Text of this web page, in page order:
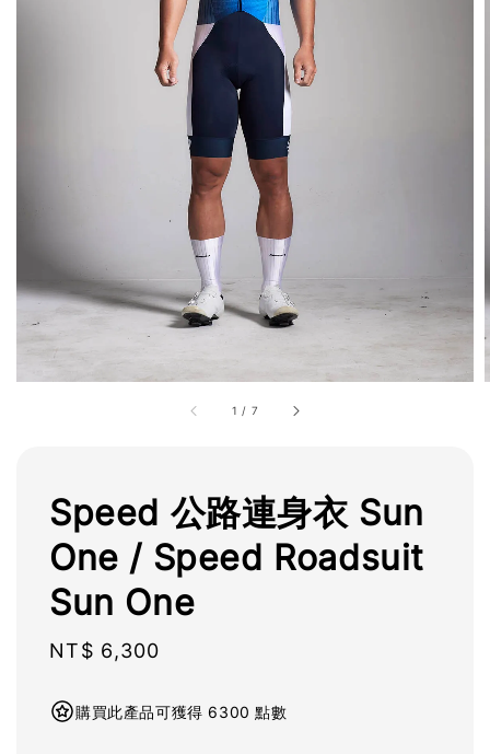
1 / 7
Speed 公路連身衣 Sun
One / Speed Roadsuit
Sun One
Regular
NT$ 6,300
購買此產品可獲得 6300 點數